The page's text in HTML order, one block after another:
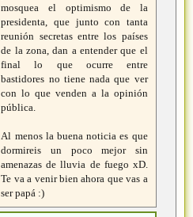
mosquea el optimismo de la
presidenta, que junto con tanta
reunión secretas entre los países
de la zona, dan a entender que el
final lo que ocurre entre
bastidores no tiene nada que ver
con lo que venden a la opinión
pública.
Al menos la buena noticia es que
dormireis un poco mejor sin
amenazas de lluvia de fuego xD.
Te va a venir bien ahora que vas a
ser papá :)